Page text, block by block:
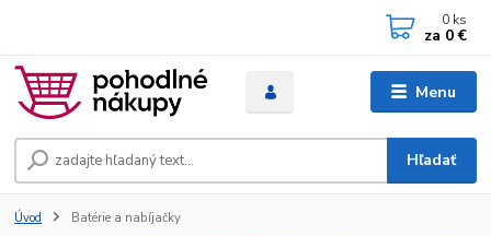
Menu
Hľadať
0 ks
za 0 €
Úvod Batérie a nabíjačky